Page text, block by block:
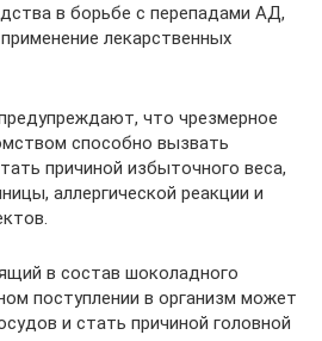
в борьбе с перепадами АД,
лекарственных
что чрезмерное
способно вызвать
причиной избыточного веса,
аллергической реакции и
в состав шоколадного
поступлении в организм может
и стать причиной головной